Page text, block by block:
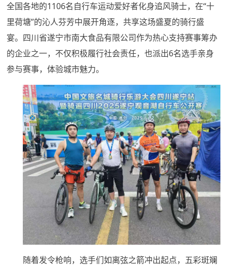
全国各地的1106名自行车运动爱好者化身追风骑士，在“十
里荷塘”的沁人芬芳中展开角逐，共享这场盛夏的骑行盛
宴。四川省遂宁市南大食品有限公司作为热心支持赛事筹办
的企业之一，不仅积极履行社会责任，也派出6名选手亲身
参与赛事，体验城市魅力。
随着发令枪响，选手们如离弦之箭冲出起点，五彩斑斓